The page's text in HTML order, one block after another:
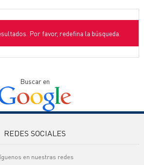
Por favor, redefina la búsqueda.
Buscar en
REDES SOCIALES
en nuestras redes